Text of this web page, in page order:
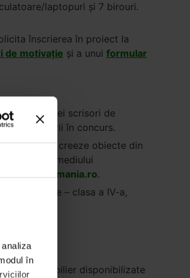
în
laptopuri și 7 birouri.
înscrierea în proiect la
de motivație și a unui formular
și a unei scrisori de
înscrierii în concurs.
invitați să creeze obiecte din
protejarea mediului
.
Vasile – clasa a IV-a,
de mobilier disponibilizate